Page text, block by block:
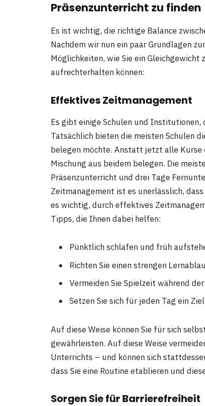
Präsenzunterricht zu finden
Es ist wichtig, die richtige Balance
Nachdem wir nun ein paar Grundlagen
Möglichkeiten, wie Sie ein Gleichgewicht
aufrechterhalten können:
Effektives Zeitmanagement
Es gibt einige Schulen und Institutionen,
Tatsächlich bieten die meisten Schulen
belegen möchte. Anstatt jetzt alle Kurse
Mischung aus beidem belegen. Die
Präsenzunterricht und drei Tage
Zeitmanagement ist es unerlässlich,
es wichtig, durch effektives
Tipps, die Ihnen dabei helfen:
Pünktlich schlafen und früh
Richten Sie einen strengen
Vermeiden Sie Spielzeit während
Setzen Sie sich für jeden Tag ein
Auf diese Weise können Sie für sich
gewährleisten. Auf diese Weise
Unterrichts – und können sich
dass Sie eine Routine etablieren und
Sorgen Sie für Barrierefreiheit